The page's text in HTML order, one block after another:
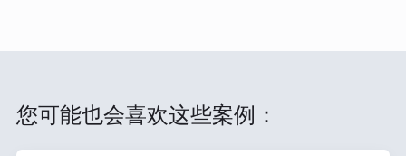
您可能也会喜欢这些案例：